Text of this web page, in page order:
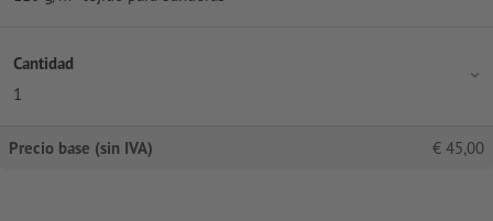
Cantidad
1
Precio base (sin IVA) € 45,00